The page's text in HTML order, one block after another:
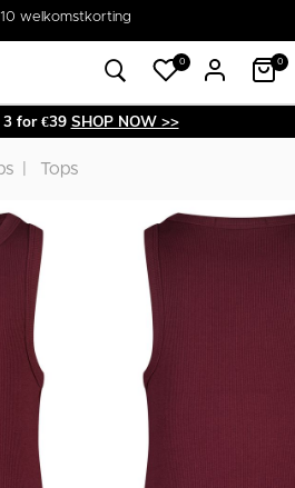
welkomstkorting
van onze Member Club!
0 0
for €39 SHOP NOW >>
Tops